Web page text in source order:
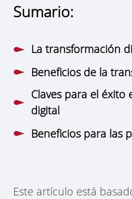
Sumario:
La transformación
Beneficios de la
Claves para el
digital
Beneficios para las
Este artículo está